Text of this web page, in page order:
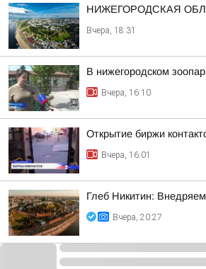
НИЖЕГОРОДСКАЯ
Вчера, 18:31
В нижегородском
Вчера, 16:10
Открытие биржи
Вчера, 16:01
Глеб Никитин:
Вчера, 20:27